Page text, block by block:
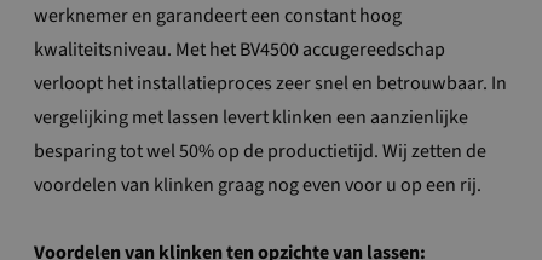
werknemer en garandeert een constant hoog
kwaliteitsniveau. Met het BV4500 accugereedschap
verloopt het installatieproces zeer snel en betrouwbaar. In
vergelijking met lassen levert klinken een aanzienlijke
besparing tot wel 50% op de productietijd. Wij zetten de
voordelen van klinken graag nog even voor u op een rij.
Voordelen van klinken ten opzichte van lassen: